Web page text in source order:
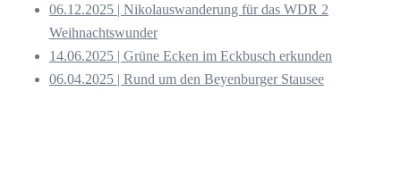
06.12.2025 | Nikolauswanderung für das WDR 2
Weihnachtswunder
14.06.2025 | Grüne Ecken im Eckbusch erkunden
06.04.2025 | Rund um den Beyenburger Stausee